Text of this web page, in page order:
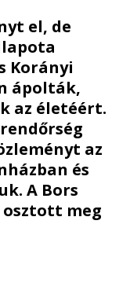
el, de
Korányi
ápolták,
az életéért.
az
és
A Bors
meg